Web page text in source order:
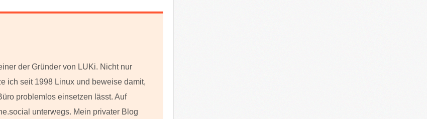
der Gründer von LUKi. Nicht nur
ich seit 1998 Linux und beweise damit,
problemlos einsetzen lässt. Auf
unterwegs. Mein privater Blog